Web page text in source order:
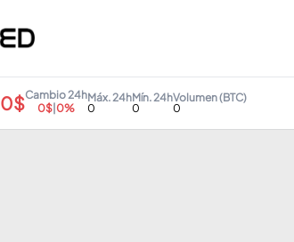
0$Cambio 24h
0$|0%
Máx. 24h
0
Mín. 24h
0
Volumen (BTC)
0